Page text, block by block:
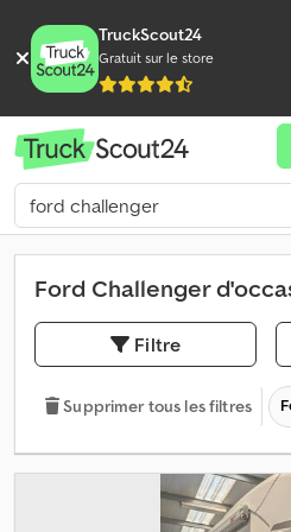
TruckScout24
Gratuit sur le store
Ford Challenger
Filtre
Supprimer tous les filtres